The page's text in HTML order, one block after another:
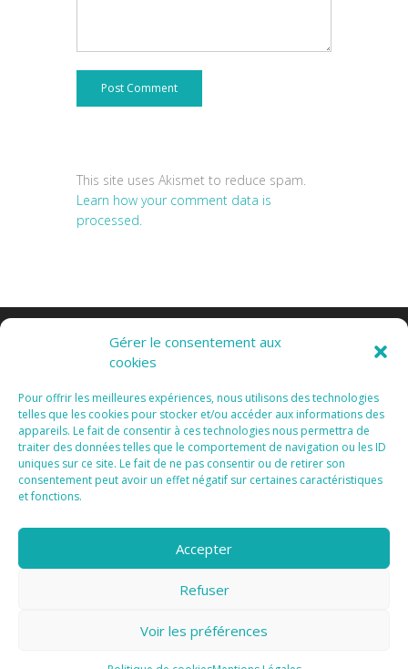
Gérer le consentement aux
cookies
Pour offrir les meilleures expériences, nous utilisons des technologies
telles que les cookies pour stocker et/ou accéder aux informations des
appareils. Le fait de consentir à ces technologies nous permettra de
traiter des données telles que le comportement de navigation ou les ID
uniques sur ce site. Le fait de ne pas consentir ou de retirer son
consentement peut avoir un effet négatif sur certaines caractéristiques
et fonctions.
Accepter
Refuser
Voir les préférences
Post Comment
This site uses Akismet to reduce spam.
Learn how your comment data is
processed.
Tous Droits Réservés 2015 IMentions Légales I
Vanda Cipriano
utiliser ce site Web, vous acceptez leur utilisation.
Pour en savoir plus, notamment sur la façon de contrôler les